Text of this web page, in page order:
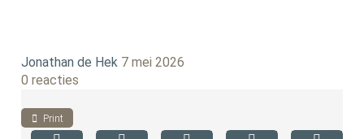
Jonathan de Hek 7 mei 2026
0 reacties
Print